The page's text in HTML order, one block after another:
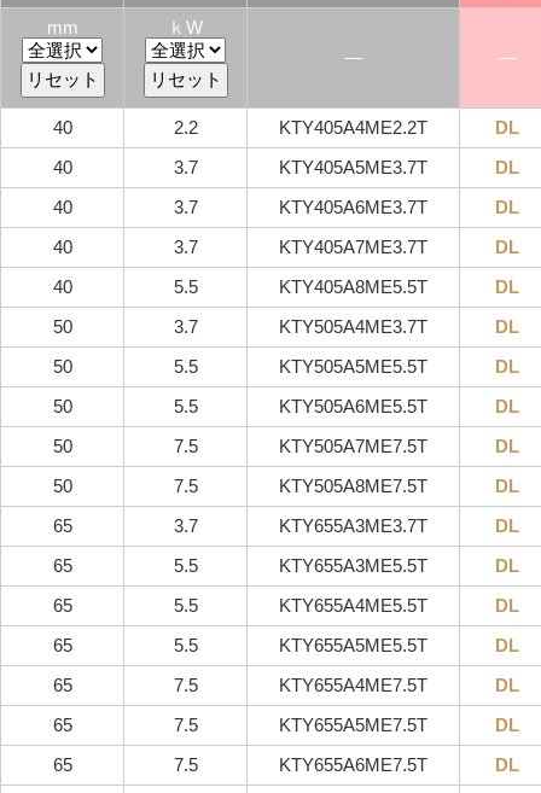
mm
ｋW
―
―
40 2.2 KTY405A4ME2.2T
DL
40
3.7 KTY405A5ME3.7T
DL
40
3.7 KTY405A6ME3.7T
DL
40
3.7 KTY405A7ME3.7T
DL
40
5.5 KTY405A8ME5.5T
DL
50
3.7 KTY505A4ME3.7T
DL
50
5.5 KTY505A5ME5.5T
DL
50
5.5 KTY505A6ME5.5T
DL
50
7.5 KTY505A7ME7.5T
DL
50
7.5 KTY505A8ME7.5T
DL
65
3.7 KTY655A3ME3.7T
DL
65
5.5 KTY655A3ME5.5T
DL
65
5.5 KTY655A4ME5.5T
DL
65
5.5 KTY655A5ME5.5T
DL
65
7.5 KTY655A4ME7.5T
DL
65
7.5 KTY655A5ME7.5T
DL
65
7.5 KTY655A6ME7.5T
DL